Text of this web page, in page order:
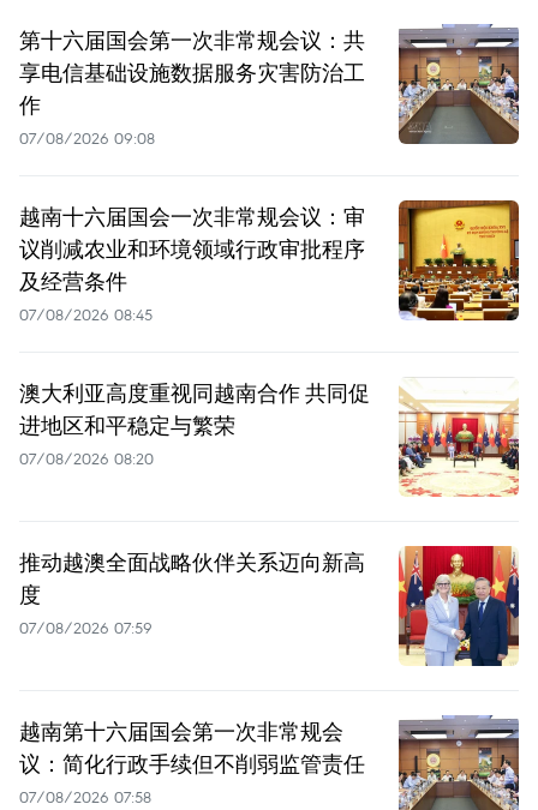
第十六届国会第一次非常规会议：共
享电信基础设施数据服务灾害防治工
作
07/08/2026 09:08
越南十六届国会一次非常规会议：审
议削减农业和环境领域行政审批程序
及经营条件
07/08/2026 08:45
澳大利亚高度重视同越南合作 共同促
进地区和平稳定与繁荣
07/08/2026 08:20
推动越澳全面战略伙伴关系迈向新高
度
07/08/2026 07:59
越南第十六届国会第一次非常规会
议：简化行政手续但不削弱监管责任
07/08/2026 07:58